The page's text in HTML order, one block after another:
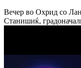
Вечер во Охрид со
Станишиќ,